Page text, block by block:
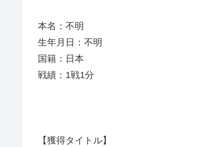
本名：不明
生年月日：不明
国籍：日本
戦績：1戦1分
【獲得タイトル】